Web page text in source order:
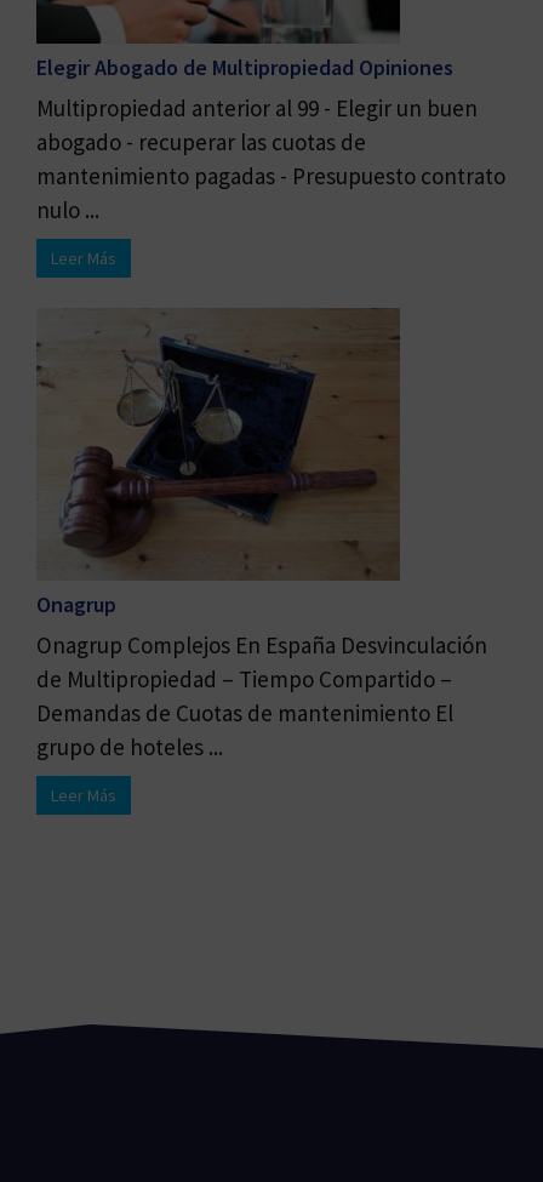
Elegir Abogado de Multipropiedad Opiniones
Multipropiedad anterior al 99 - Elegir un buen
abogado - recuperar las cuotas de
mantenimiento pagadas - Presupuesto contrato
nulo ...
Leer Más
Onagrup
Onagrup Complejos En España Desvinculación
de Multipropiedad – Tiempo Compartido –
Demandas de Cuotas de mantenimiento El
grupo de hoteles ...
Leer Más